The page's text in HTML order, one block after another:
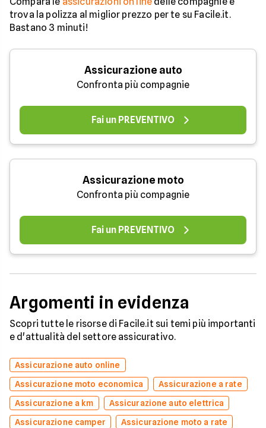
trova la polizza al miglior prezzo per te su Facile.it.
Bastano 3 minuti!
Assicurazione auto
Confronta più compagnie
Fai un PREVENTIVO
Assicurazione moto
Confronta più compagnie
Fai un PREVENTIVO
Argomenti in evidenza
Scopri tutte le risorse di Facile.it sui temi più importanti
e d'attualità del settore assicurativo.
Assicurazione auto online
Assicurazione moto economica
Assicurazione a rate
Assicurazione a km
Assicurazione auto elettrica
Assicurazione camper
Assicurazione moto a rate